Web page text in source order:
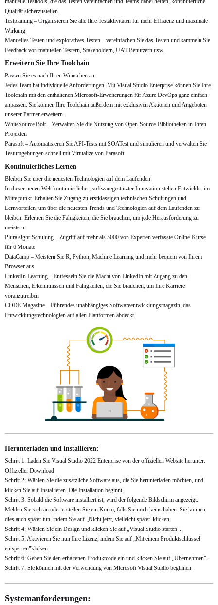
Qualität sicherzustellen.
Testplanung – Organisieren Sie alle Ihre Testaktivitäten für mehr Effizienz und maximale
Wirkung
Manuelles Testen und exploratives Testen – vereinfachen Sie das Testen und sammeln Sie
Feedback von manuellen Testern, Stakeholdern, UAT-Benutzern usw.
Erweitern Sie Ihre Toolchain
Passen Sie es nach Ihren Wünschen an
Jedes Team hat individuelle Anforderungen. Mit Visual Studio Enterprise können Sie Ihre
Toolchain mit den enthaltenen Microsoft-Erweiterungen für Azure DevOps ganz einfach
anpassen. Sie können Ihre Toolchain außerdem mit exklusiven Aktionen und Angeboten
unserer Partner erweitern.
WhiteSource Bolt – Verwalten Sie die Nutzung von Open-Source-Bibliotheken in Ihren
Projekten
Parasoft – Automatisieren Sie API-Tests mit SOATest und simulieren und verwalten Sie
Testumgebungen schnell mit Virtualize von Parasoft
Kontinuierliches Lernen
Bleiben Sie über die neuesten Technologien auf dem Laufenden
In dieser neuen Welt kontinuierlicher, softwaregestützter Innovation stehen Entwickler im
Mittelpunkt. Erhalten Sie Zugang zu erstklassigen technischen Schulungen und
Lernvorteilen, um über die neuesten Trends und Technologien auf dem Laufenden zu
bleiben. Erlernen Sie die Fähigkeiten, die Sie brauchen, um jede Herausforderung zu
meistern.
Pluralsight-Schulung – Zugriff auf mehr als 5000 von Experten verfasste Online-Kurse
für 6 Monate
DataCamp – Meistern Sie R, Python, Machine Learning und mehr bequem von Ihrem
Browser aus
LinkedIn Learning – Entfesseln Sie die Macht von LinkedIn mit Zugang zu den
Menschen, Erkenntnissen und Fähigkeiten, die Sie brauchen, um Ihre Karriere
voranzutreiben
CODE Magazine – Führendes unabhängiges Softwareentwicklungsmagazin, das
Entwicklungstechnologien auf allen Plattformen abdeckt
Herunterladen und installieren:
Schritt 1: Laden Sie Visual Studio 2022 Enterprise von der offiziellen Website herunter:
Offizieller Download
Schritt 2: Wählen Sie die zusätzliche Software aus, die Sie herunterladen möchten, und
klicken Sie auf Installieren. Die Installation beginnt.
Schritt 3: Sobald die Software installiert ist, wird der folgende Bildschirm angezeigt.
Melden Sie sich an oder erstellen Sie ein Konto, falls Sie noch keins haben. Sie können
dies auch später tun, indem Sie auf „Nicht jetzt, vielleicht später"klicken.
Schritt 4: Wählen Sie ein Design und klicken Sie auf „Visual Studio starten".
Schritt 5: Aktivieren Sie nun Ihre Lizenz, indem Sie auf „Mit einem Produktschlüssel
entsperren"klicken.
Schritt 6: Geben Sie den erhaltenen Produktcode ein und klicken Sie auf „Übernehmen".
Schritt 7: Sie können mit der Verwendung von Microsoft Visual Studio beginnen.
Systemanforderungen: